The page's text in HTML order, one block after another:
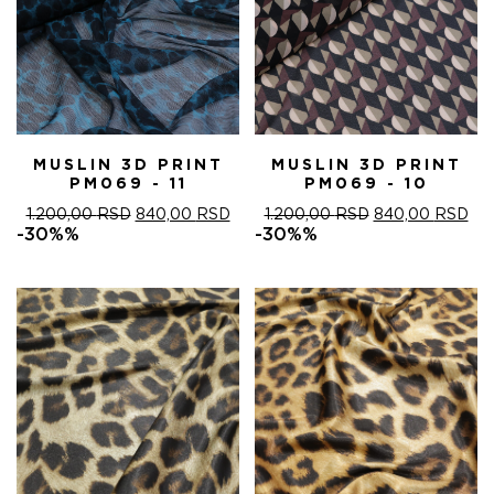
MUSLIN 3D PRINT
PM069 - 11
1.200,00RSD ОРИГИНАЛНА
1.200,00 RSD.
840,00 RSDТРЕНУТНА
ЦЕНА
-30%%
MUSLIN 3D PRINT
PM069 - 10
1.200,00RSD ОРИГИНАЛНА
1.200,00 RSD.
840,00 RSD
-30%%